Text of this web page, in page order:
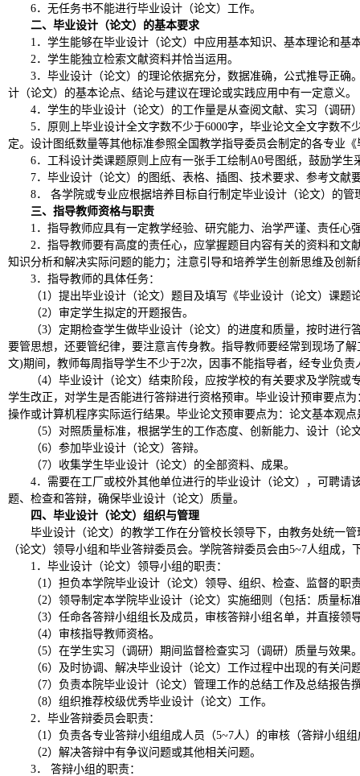
6．无任务书不能进行毕业设计（论文）工作。
二、毕业设计（论文）的基本要求
1．学生能够在毕业设计（论文）中应用基本知识、基本理论和
2．学生能独立检索文献资料并恰当运用。
3．毕业设计（论文）的理论依据充分，数据准确，公式推导正
计（论文）的基本论点、结论与建议在理论或实践应用中有一定意义。
4．学生的毕业设计（论文）的工作量是从查阅文献、实习（调研
5．原则上毕业设计全文字数不少于6000字，毕业论文全文字数
定。设计图纸数量等其他标准参照全国教学指导委员会制定的各专业
6．工科设计类课题原则上应有一张手工绘制A0号图纸，鼓励学生
7．毕业设计（论文）的图纸、表格、插图、技术要求、参考文献
8． 各学院或专业应根据培养目标自行制定毕业设计（论文）的
三、指导教师资格与职责
1．指导教师应具有一定教学经验、研究能力、治学严谨、责任
2．指导教师要有高度的责任心，应掌握题目内容有关的资料和
知识分析和解决实际问题的能力；注意引导和培养学生创新思维及创新
3．指导教师的具体任务：
（1）提出毕业设计（论文）题目及填写《毕业设计（论文）课
（2）审定学生拟定的开题报告。
（3）定期检查学生做毕业设计（论文）的进度和质量，按时进
要管思想，还要管纪律，要注意言传身教。指导教师要经常到现场了
文)期间，教师每周指导学生不少于2次，因事不能指导者，经专业负
（4）毕业设计（论文）结束阶段，应按学校的有关要求及学院
学生改正，对学生是否能进行答辩进行资格预审。 毕业设计预审要点为
操作或计算机程序实际运行结果。 毕业论文预审要点为： 论文基本观
（5）对照质量标准，根据学生的工作态度、创新能力、设计（
（6）参加毕业设计（论文）答辩。
（7）收集学生毕业设计（论文）的全部资料、成果。
4．需要在工厂或校外其他单位进行的毕业设计（论文），可聘
题、检查和答辩，确保毕业设计（论文）质量。
四、毕业设计（论文）组织与管理
毕业设计（论文）的教学工作在分管校长领导下，由教务处统一
（论文）领导小组和毕业答辩委员会。学院答辩委员会由5~7人组成，
1．毕业设计（论文）领导小组的职责：
（1）担负本学院毕业设计（论文）领导、组织、检查、监督的职
（2）领导制定本学院毕业设计（论文）实施细则（包括：质量标
（3）任命各答辩小组组长及成员，审核答辩小组名单，并直接领
（4）审核指导教师资格。
（5）在学生实习（调研）期间监督检查实习（调研）质量与效果
（6）及时协调、解决毕业设计（论文）工作过程中出现的有关问
（7）负责本院毕业设计（论文）管理工作的总结工作及总结报
（8）组织推荐校级优秀毕业设计（论文）工作。
2．毕业答辩委员会职责：
（1）负责各专业答辩小组组成人员（5~7人）的审核（答辩小组
（2）解决答辩中有争议问题或其他相关问题。
3． 答辩小组的职责：